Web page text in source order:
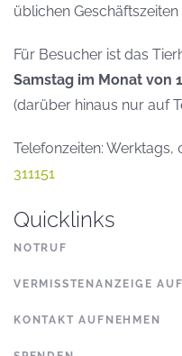
üblichen
Für Besucher ist das
Samstag im Monat von
(darüber hinaus nur auf
Telefonzeiten: Werktags,
311151
Quicklinks
NOTRUF
VERMISSTENANZEIGE
KONTAKT AUFNEHMEN